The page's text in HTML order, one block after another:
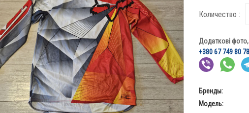
Количество :
Додаткові фото,
+380 67 749 80 78
Бренды:
Модель: